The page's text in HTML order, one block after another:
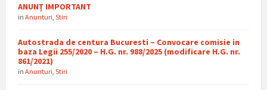
ANUNȚ IMPORTANT
in Anunturi Stiri
Autostrada de centura Bucuresti – Convocare comisie in
baza Legii 255/2020 – H.G. nr. 988/2025 (modificare H.G. nr.
861/2021)
in Anunturi Stiri